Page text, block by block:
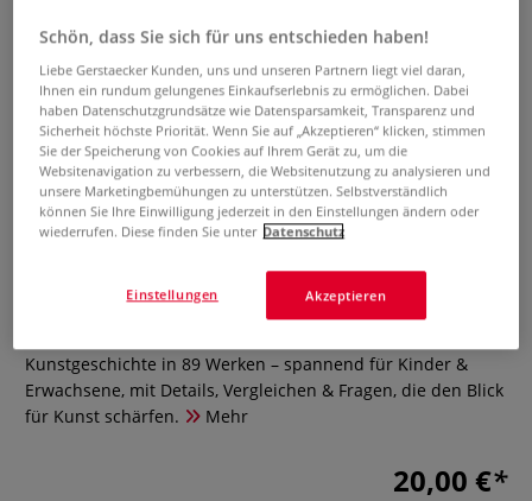
Meisterwerke Stück für Stück
0 Bewertungen
Große Kunst in kleinen Teilen für alle
Kunstgeschichte in 89 Werken – spannend für Kinder &
Erwachsene, mit Details, Vergleichen & Fragen, die den Blick
für Kunst schärfen.
Mehr
20,00 €
Schön, dass Sie sich für uns entschieden haben!
Liebe Gerstaecker Kunden, uns und unseren Partnern liegt viel daran,
Ihnen ein rundum gelungenes Einkaufserlebnis zu ermöglichen. Dabei
haben Datenschutzgrundsätze wie Datensparsamkeit, Transparenz und
Sicherheit höchste Priorität. Wenn Sie auf „Akzeptieren“ klicken, stimmen
Sie der Speicherung von Cookies auf Ihrem Gerät zu, um die
Websitenavigation zu verbessern, die Websitenutzung zu analysieren und
unsere Marketingbemühungen zu unterstützen. Selbstverständlich
können Sie Ihre Einwilligung jederzeit in den Einstellungen ändern oder
wiederrufen. Diese finden Sie unter Datenschutz
Akzeptieren
Einstellungen